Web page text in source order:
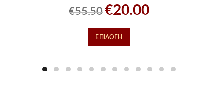
€55.50
Original
price
was:
€55.50.
€20.00
ΕΠΙΛΟΓΉ
Οι